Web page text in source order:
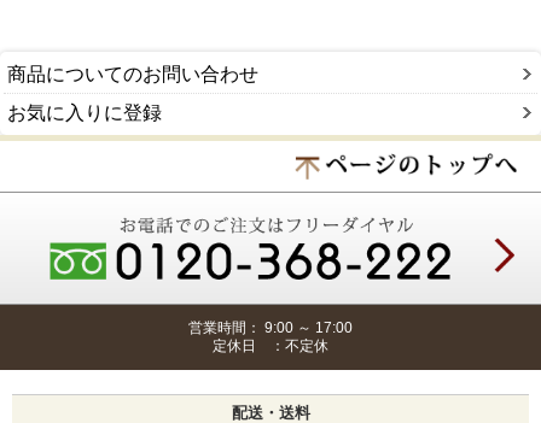
商品についてのお問い合わせ
お気に入りに登録
営業時間： 9:00 ～ 17:00
定休日 ：不定休
配送・送料